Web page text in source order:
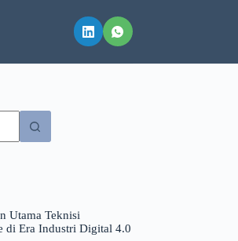
Utama Teknisi
di Era Industri Digital 4.0